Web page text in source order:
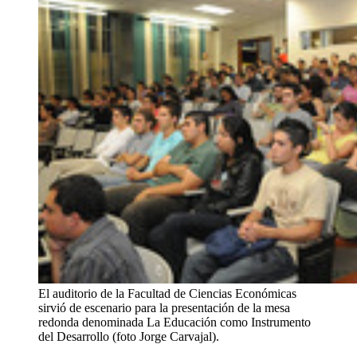
El auditorio de la Facultad de Ciencias Económicas
sirvió de escenario para la presentación de la mesa
redonda denominada La Educación como Instrumento
del Desarrollo (foto Jorge Carvajal).